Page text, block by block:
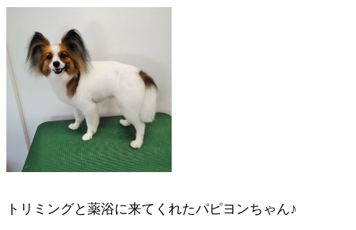
トリミングと薬浴に来てくれたパピヨンちゃん♪